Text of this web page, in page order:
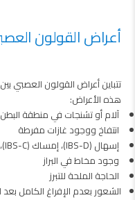
أعراض القولون
تتباين أعراض القولون العصبي
هذه الأعراض:
آلام أو تشنجات في منطقة
انتفاخ ووجود غازات مفرطة
إسهال (IBS-D)، إمساك (IBS-C)، أو تداخل بينهما (IBS-M)
وجود مخاط في البراز
الحاجة الملحة للتبرز
الشعور بعدم الإفراغ الكامل بعد